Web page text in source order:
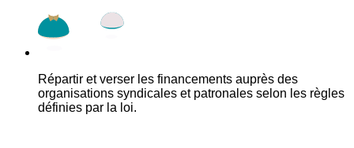
Répartir et verser les financements auprès des
organisations syndicales et patronales selon les règles
définies par la loi.